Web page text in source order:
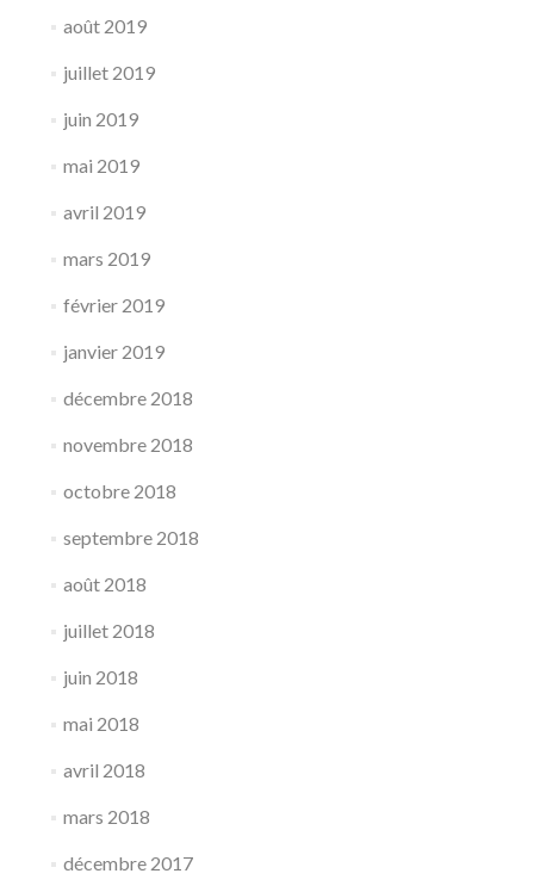
août 2019
juillet 2019
juin 2019
mai 2019
avril 2019
mars 2019
février 2019
janvier 2019
décembre 2018
novembre 2018
octobre 2018
septembre 2018
août 2018
juillet 2018
juin 2018
mai 2018
avril 2018
mars 2018
décembre 2017